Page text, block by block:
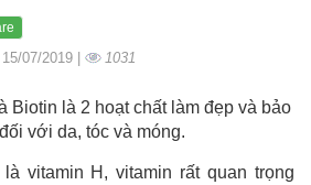
15/07/2019 | 1031
Biotin là 2 hoạt chất làm đẹp và bảo
với da, tóc và móng.
vitamin H, vitamin rất quan trọng